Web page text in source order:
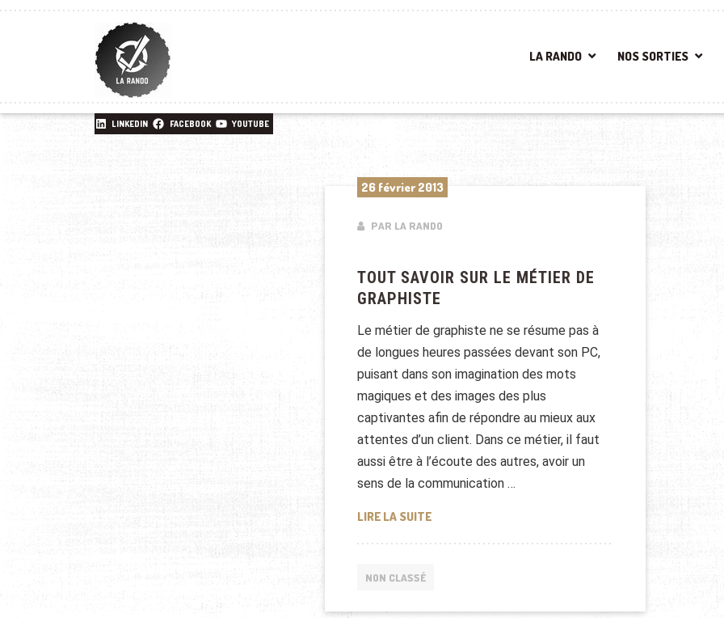
LA RANDO NOS SORTIES
LINKEDIN FACEBOOK YOUTUBE
26 février 2013
PAR LA RANDO
TOUT SAVOIR SUR LE MÉTIER DE
GRAPHISTE
Le métier de graphiste ne se résume pas à
de longues heures passées devant son PC,
puisant dans son imagination des mots
magiques et des images des plus
captivantes afin de répondre au mieux aux
attentes d’un client. Dans ce métier, il faut
aussi être à l’écoute des autres, avoir un
sens de la communication …
LIRE LA SUITETOUT SAVOIR SUR LE MÉTIER DE GRAPHISTE
NON CLASSÉ